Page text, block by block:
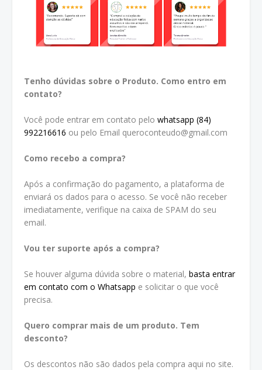
Tenho dúvidas sobre o Produto. Como entro em
contato?
Você pode entrar em contato pelo whatsapp (84)
992216616 ou pelo Email queroconteudo@gmail.com
Como recebo a compra?
Após a confirmação do pagamento, a plataforma de
enviará os dados para o acesso. Se você não receber
imediatamente, verifique na caixa de SPAM do seu
email.
Vou ter suporte após a compra?
Se houver alguma dúvida sobre o material, basta entrar
em contato com o Whatsapp e solicitar o que você
precisa.
Quero comprar mais de um produto. Tem
desconto?
Os descontos não são dados pela compra aqui no site.